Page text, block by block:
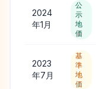
2024
年1月
公
示
地
価
2023
年7月
基
準
地
価